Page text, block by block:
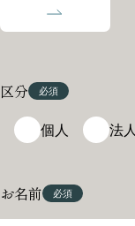
ボタニカルハウス
区分
個人 法人
お名前